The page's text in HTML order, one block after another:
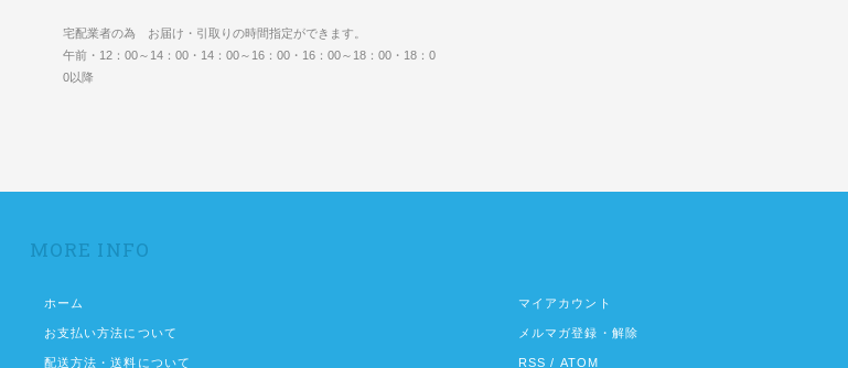
宅配業者の為 お届け・引取りの時間指定ができます。
午前・12：00～14：00・14：00～16：00・16：00～18：00・18：0
0以降
MORE INFO
ホーム
お支払い方法について
配送方法・送料について
マイアカウント
メルマガ登録・解除
RSS / ATOM